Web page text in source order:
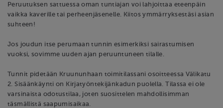
Peruutuksen sattuessa oman tuntiajan voi lahjoittaa eteenpäin
vaikka kaverille tai perheenjäsenelle. Kiitos ymmärryksestäsi asian
suhteen!
Jos joudun itse perumaan tunnin esimerkiksi sairastumisen
vuoksi, sovimme uuden ajan peruuntuneen tilalle.
Tunnit pidetään Kruununhaan toimitilassani osoitteessa Välikatu
2. Sisäänkäynti on Kirjatyöntekijänkadun puolella. Tilassa ei ole
varsinaista odotustilaa, joten suosittelen mahdollisimman
täsmällistä saapumisaikaa.